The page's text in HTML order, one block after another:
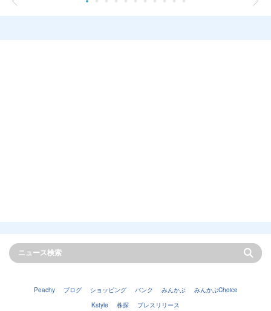
Peachy ブログ ショッピング バンク みんかぶ
みんかぶChoice
Kstyle
株探 プレスリリース